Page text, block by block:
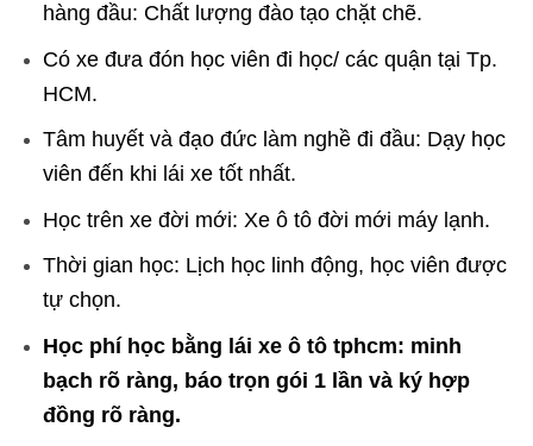
hàng đầu: Chất lượng đào tạo chặt chẽ.
Có xe đưa đón học viên đi học/ các quận tại Tp.
HCM.
Tâm huyết và đạo đức làm nghề đi đầu: Dạy học
viên đến khi lái xe tốt nhất.
Học trên xe đời mới: Xe ô tô đời mới máy lạnh.
Thời gian học: Lịch học linh động, học viên được
tự chọn.
Học phí học bằng lái xe ô tô tphcm: minh
bạch rõ ràng, báo trọn gói 1 lần và ký hợp
đồng rõ ràng.